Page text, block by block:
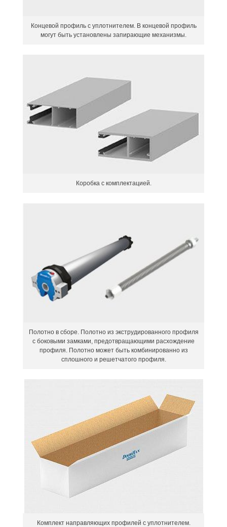
Концевой профиль с уплотнителем. В концевой профиль
могут быть установлены запирающие механизмы.
Коробка с комплектацией.
Полотно в сборе. Полотно из экструдированного профиля
с боковыми замками, предотвращающими расхождение
профиля. Полотно может быть комбинированно из
сплошного и решетчатого профиля.
Комплект направляющих профилей с уплотнителем.